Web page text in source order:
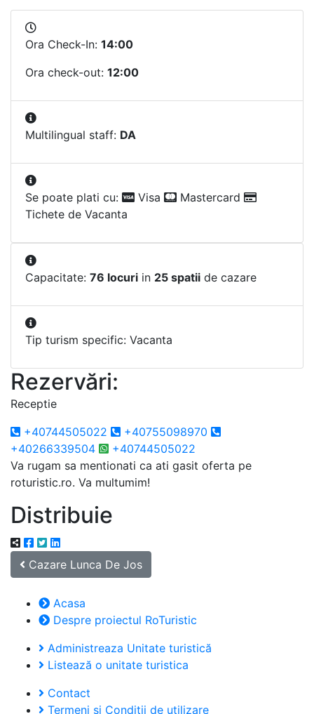
Ora Check-In: 14:00
Ora check-out: 12:00
Multilingual staff: DA
Se poate plati cu: Visa
Mastercard
Tichete de Vacanta
Capacitate: 76 locuri in 25 spatii de cazare
Tip turism specific: Vacanta
Rezervări:
Receptie
+40744505022
+40755098970
+40266339504
+40744505022
Va rugam sa mentionati ca ati gasit oferta pe
roturistic.ro. Va multumim!
Distribuie
Cazare Lunca De Jos
Acasa
Despre proiectul RoTuristic
Administreaza Unitate turistică
Listează o unitate turistica
Contact
Termeni si Conditii de utilizare